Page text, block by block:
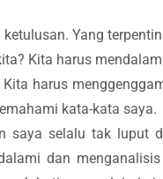
Yang
Kita harus
harus
kata-kata saya.
saya selalu tak luput
dan